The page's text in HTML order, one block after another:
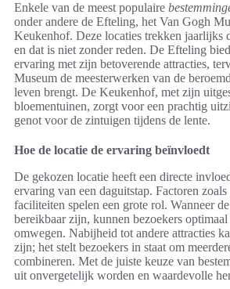
Enkele van de meest populaire
onder andere de Efteling, het Van Gogh
Keukenhof. Deze locaties trekken jaarlijks
en dat is niet zonder reden. De Efteling
ervaring met zijn betoverende attracties,
Museum de meesterwerken van de
leven brengt. De Keukenhof, met zijn
bloementuinen, zorgt voor een prachtig
genot voor de zintuigen tijdens de lente.
Hoe de locatie de ervaring beïnvloedt
De gekozen locatie heeft een directe
ervaring van een daguitstap. Factoren
faciliteiten spelen een grote rol. Wanneer de
bereikbaar zijn, kunnen bezoekers
omwegen. Nabijheid tot andere attracties
zijn; het stelt bezoekers in staat om
combineren. Met de juiste keuze van
uit onvergetelijk worden en waardevolle